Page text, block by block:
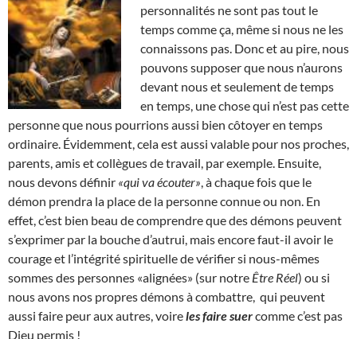
personnalités ne sont pas tout le
temps comme ça, même si nous ne les
connaissons pas. Donc et au pire, nous
pouvons supposer que nous n’aurons
devant nous et seulement de temps
en temps, une chose qui n’est pas cette
personne que nous pourrions aussi bien côtoyer en temps
ordinaire. Évidemment, cela est aussi valable pour nos proches,
parents, amis et collègues de travail, par exemple. Ensuite,
nous devons définir «qui va écouter» , à chaque fois que le
démon prendra la place de la personne connue ou non. En
effet, c’est bien beau de comprendre que des démons peuvent
s’exprimer par la bouche d’autrui, mais encore faut-il avoir le
courage et l’intégrité spirituelle de vérifier si nous-mêmes
sommes des personnes «alignées» (sur notre Être Réel) ou si
nous avons nos propres démons à combattre, qui peuvent
aussi faire peur aux autres, voireles faire suercomme c’est pas
Dieu permis !